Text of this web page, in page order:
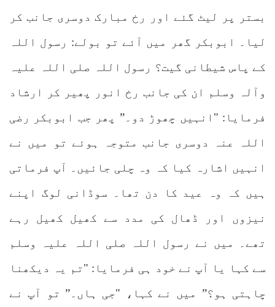
بستر پر لیٹ گئے اور رخ مبارک دوسری جانب کر
لیا۔ ابوبکر گھر میں آئے تو بولے: رسول اللہ
کے پاس شیطانی گیت؟ رسول اللہ صلی اللہ علیہ
وآلہ وسلم ان کی جانب رخ انور پھیر کر ارشاد
فرمایا: "انہیں چھوڑ دو۔” پھر جب ابوبکر رضی
اللہ عنہ دوسری جانب متوجہ ہوئے تو میں نے
انہیں اشارہ کیا کہ وہ چلی جائیں۔ آپ فرماتی
ہیں کہ وہ عید کا دن تھا۔ سوڈانی لوگ اپنے
نیزوں اور ڈھال کی مدد سے کھیل کھیل رہے
تھے۔ میں نے رسول اللہ صلی اللہ علیہ وسلم
سے کہا یا آپ نے خود ہی فرمایا: "تم یہ دیکھنا
چاہتی ہو؟” میں نے کہا، "جی ہاں۔” تو آپ نے